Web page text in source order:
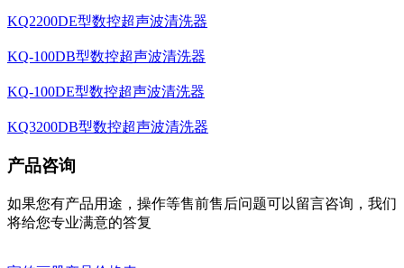
KQ2200DE型数控超声波清洗器
KQ-100DB型数控超声波清洗器
KQ-100DE型数控超声波清洗器
KQ3200DB型数控超声波清洗器
产品咨询
如果您有产品用途，操作等售前售后问题可以留言咨询，我们
将给您专业满意的答复